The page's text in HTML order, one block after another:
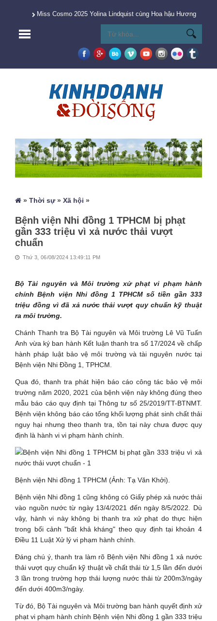
Miss Cosmo 2025 Yolina Lindquist cùng Hoa hậu Hương
»Thời sự»Xã hội »
Bệnh viện Nhi đồng 1 TPHCM bị phạt
gần 333 triệu vì xả nước thải vượt
chuẩn
Thứ 3, 06/08/2024 13:49:11 PM
Bộ Tài nguyên và Môi trường xử phạt vi phạm hành
chính Bệnh viện Nhi đồng 1 TPHCM số tiền gần 333
triệu đồng vì đã xả nước thải vượt quy chuẩn kỹ thuật
ra môi trường.
Chánh Thanh tra Bộ Tài nguyên và Môi trường Lê Vũ Tuấn
Anh vừa ký ban hành Kết luận thanh tra số 17/2024 về chấp
hành pháp luật bảo vệ môi trường và tài nguyên nước tại
Bệnh viện Nhi Đồng 1, TPHCM.
Qua đó, thanh tra phát hiện báo cáo công tác bảo vệ môi
trường năm 2020, 2021 của bệnh viện này không đúng theo
mẫu báo cáo quy định tại Thông tư số 25/2019/TT-BTNMT.
Bệnh viện không báo cáo tổng khối lượng phát sinh chất thải
nguy hại nhưng theo thanh tra, tồn tại này chưa được quy
định là hành vi vi phạm hành chính.
Bệnh viện Nhi đồng 1 TPHCM (Ảnh: Tạ Văn Khởi).
Bệnh viện Nhi đồng 1 cũng không có Giấy phép xả nước thải
vào nguồn nước từ ngày 13/4/2021 đến ngày 8/5/2022. Dù
vậy, hành vi này không bị thanh tra xử phạt do thực hiện
trong bối cảnh "bất khả kháng" theo quy định tại khoản 4
Điều 11 Luật Xử lý vi phạm hành chính.
Đáng chú ý, thanh tra làm rõ Bệnh viện Nhi đồng 1 xả nước
thải vượt quy chuẩn kỹ thuật về chất thải từ 1,5 lần đến dưới
3 lần trong trường hợp thải lượng nước thải từ 200m3/ngày
đến dưới 400m3/ngày.
Từ đó, Bộ Tài nguyên và Môi trường ban hành quyết định xử
phạt vi phạm hành chính Bệnh viện Nhi đồng 1 gần 333 triệu